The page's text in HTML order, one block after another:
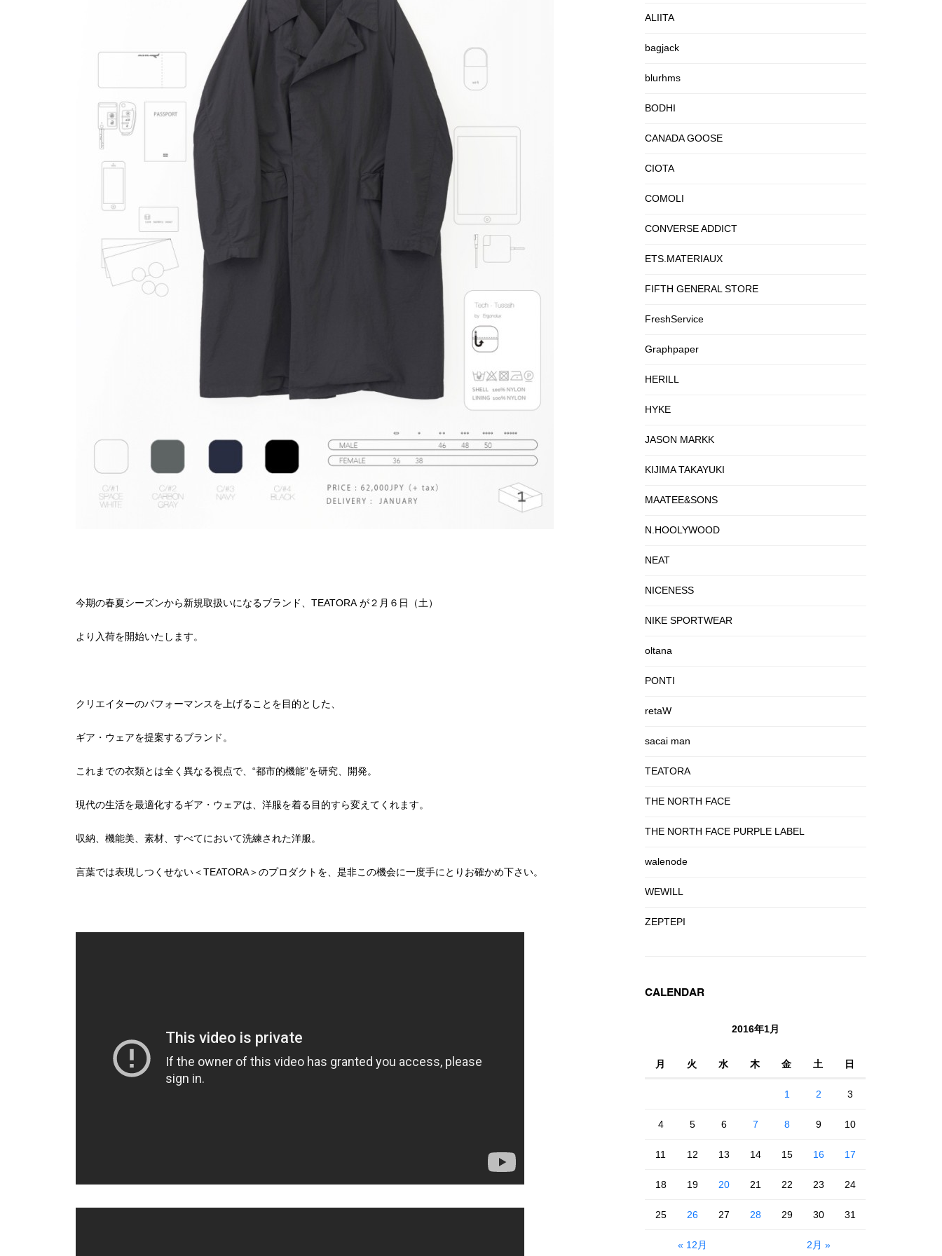
今期の春夏シーズンから新規取扱いになるブランド、 TEATORA が２月６日（土）
より入荷を開始いたします。
クリエイターのパフォーマンスを上げることを目的とした、
ギア・ウェアを提案するブランド。
これまでの衣類とは全く異なる視点で、“都市的機能”を研究、開発。
現代の生活を最適化するギア・ウェアは、洋服を着る目的すら変えてくれます。
収納、機能美、素材、すべてにおいて洗練された洋服。
言葉では表現しつくせない＜TEATORA＞のプロダクトを、是非この機会に一度手にとりお確かめ下さい。
ALIITA
bagjack
blurhms
BODHI
CANADA GOOSE
CIOTA
COMOLI
CONVERSE ADDICT
ETS.MATERIAUX
FIFTH GENERAL STORE
FreshService
Graphpaper
HERILL
HYKE
JASON MARKK
KIJIMA TAKAYUKI
MAATEE&SONS
N.HOOLYWOOD
NEAT
NICENESS
NIKE SPORTWEAR
oltana
PONTI
retaW
sacai man
TEATORA
THE NORTH FACE
THE NORTH FACE PURPLE LABEL
walenode
WEWILL
ZEPTEPI
CALENDAR
2016年1月
月 火 水 木 金 土 日
« 12月 2月 »
1 2 3
4 5 6 7 8 9 10
11 12 13 14 15 16 17
18 19 20 21 22 23 24
25 26 27 28 29 30 31